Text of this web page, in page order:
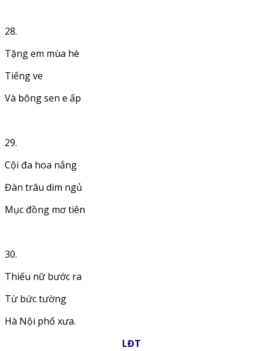
28.
Tặng em mùa hè
Tiếng ve
Và bông sen e ấp
29.
Cội đa hoa nắng
Đàn trâu dim ngủ
Mục đồng mơ tiên
30.
Thiếu nữ bước ra
Từ bức tường
Hà Nội phố xưa.
LĐT